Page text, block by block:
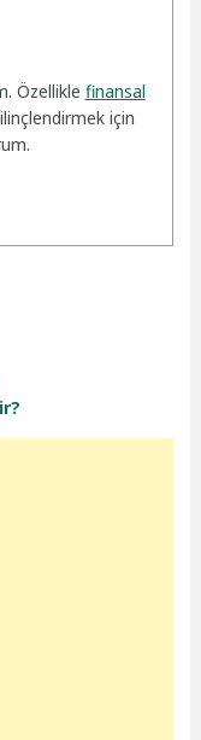
Özellikle finansal
için